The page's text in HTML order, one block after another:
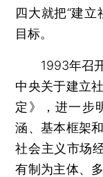
四大就把“建
目标。
1993年召开
中央关于建立
定》，进一步
涵、基本框架
社会主义市场
有制为主体、